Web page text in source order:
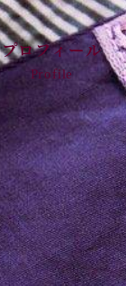
プロフィール
Profile